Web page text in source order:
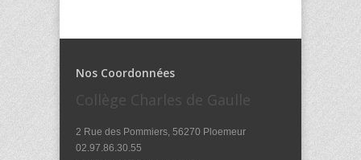
Nos Coordonnées
Collège Charles de Gaulle
2 Rue des Pommiers, 56270 Ploemeur
02.97.86.30.55